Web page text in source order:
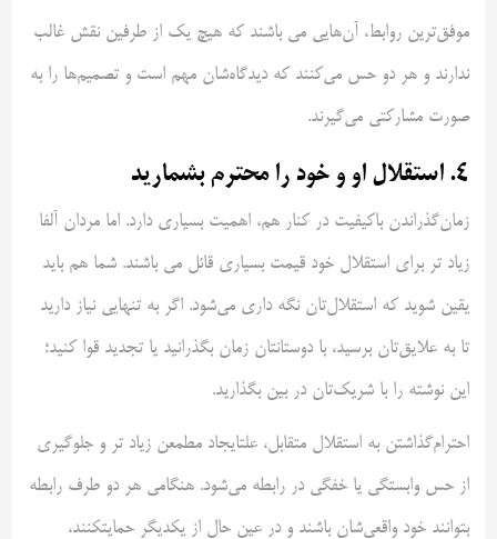
موفق‌ترین روابط، آن‌هایی می باشند که هیچ ‌یک از طرفین نقش غالب
ندارند و هر دو حس می‌کنند که دیدگاه‌شان مهم است و تصمیم‌ها را به‌
صورت مشارکتی می‌گیرند.
۴. استقلال او و خود را محترم بشمارید
زمان‌گذراندن باکیفیت در کنار هم، اهمیت بسیاری دارد. اما مردان آلفا
زیاد تر برای استقلال خود قیمت بسیاری قائل می باشند. شما هم باید
یقین شوید که استقلال‌تان نگه داری می‌شود. اگر به تنهایی نیاز دارید
تا به علایق‌تان برسید، با دوستانتان زمان بگذرانید یا تجدید قوا کنید؛
این نوشته را با شریک‌تان در بین بگذارید.
احترام‌گذاشتن به استقلال متقابل، علتایجاد مطمعن زیاد تر و جلوگیری
از حس وابستگی یا خفگی در رابطه می‌شود. هنگامی هر دو طرف رابطه
بتوانند خود واقعی‌شان باشند و در عین حال از یکدیگر حمایتکنند،